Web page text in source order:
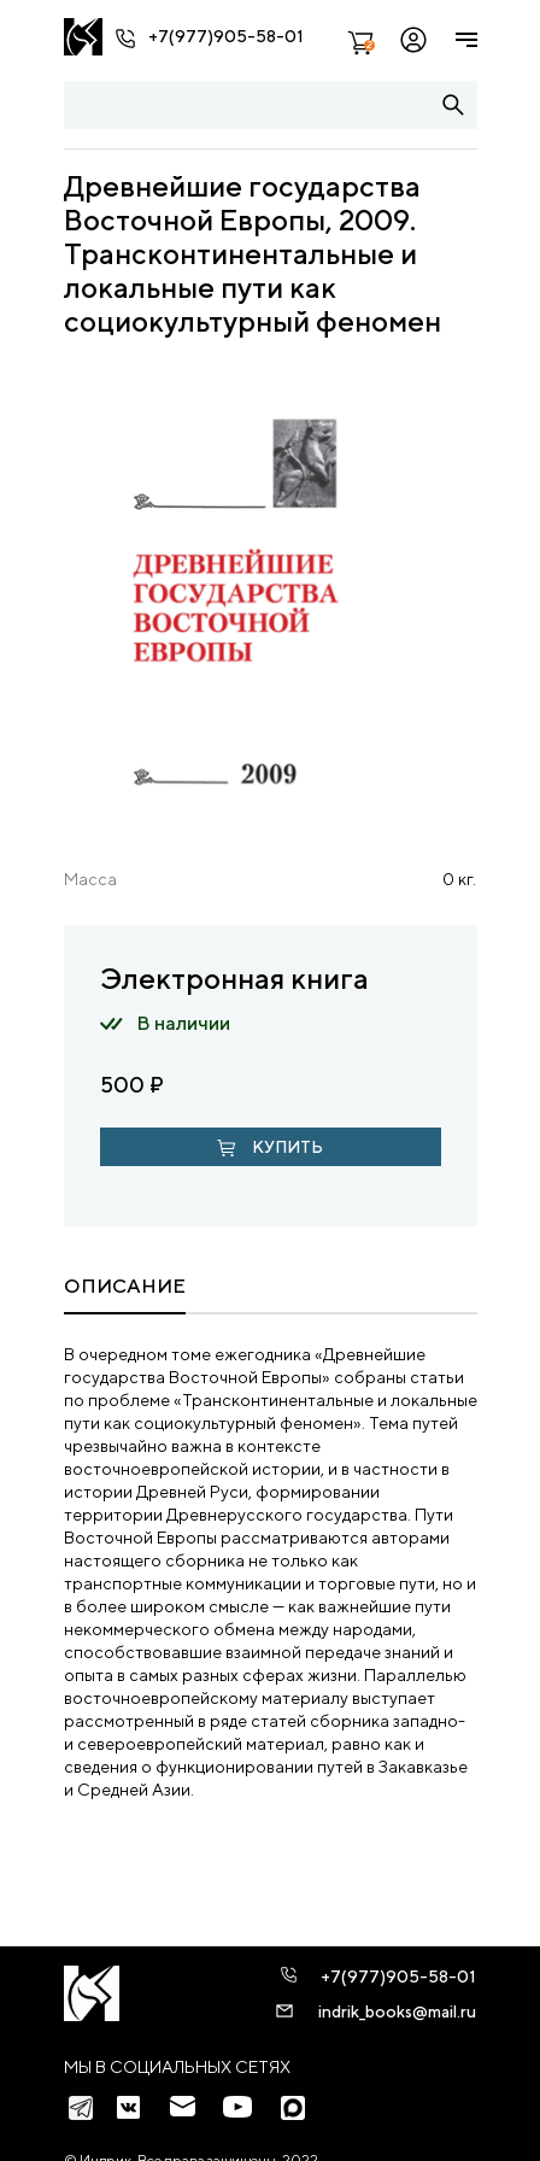
+7(977)905-58-01 2
Древнейшие государства
Восточной Европы, 2009.
Трансконтинентальные и
локальные пути как
социокультурный феномен
Масса 0 кг.
Электронная книга
В наличии
500 ₽
КУПИТЬ
ОПИСАНИЕ
В очередном томе ежегодника «Древнейшие
государства Восточной Евро­пы» собраны статьи
по проблеме «Трансконтинентальные и локальные
пути как социокультурный феномен». Тема путей
чрезвычайно важна в контексте
восточноевропейской истории, и в частности в
истории Древней Руси, формировании
территории Древнерусского государства. Пути
Восточной Евро­пы рассматриваются авторами
настоящего сборника не только как
транспортные коммуникации и торговые пути, но и
в более широком смысле — как важнейшие пути
некоммерческого обмена между народами,
способствовавшие взаимной передаче знаний и
опыта в самых разных сферах жизни. Параллелью
восточноевропейскому материалу выступает
рассмотренный в ряде статей сборника западно-
и североевропейский материал, равно как и
сведения о функционировании путей в Закавказье
и Средней Азии.
МЫ В СОЦИАЛЬНЫХ СЕТЯХ
+7(977)905-58-01
indrik_books@mail.ru